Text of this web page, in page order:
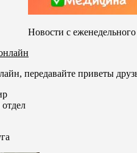
Новости с
передавайте приветы